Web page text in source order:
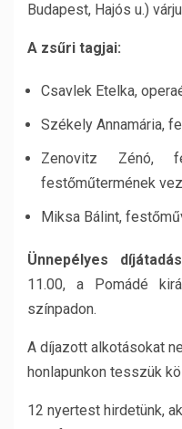
Budapest, Hajós u.)
A zsűri tagjai:
Csavlek Etelka,
Székely Annamária,
Zenovitz Zénó,
festőműtermének
Miksa Bálint,
Ünnepélyes
11.00, a Pomádé
színpadon.
A díjazott alkotásokat
honlapunkon tesszük
12 nyertest hirdetünk,